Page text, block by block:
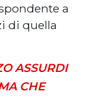
a
di quella
ASSURDI
CHE